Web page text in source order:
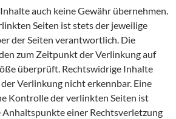
auch keine Gewähr übernehmen.
Seiten ist stets der jeweilige
der Seiten verantwortlich. Die
zum Zeitpunkt der Verlinkung auf
überprüft. Rechtswidrige Inhalte
Verlinkung nicht erkennbar. Eine
Kontrolle der verlinkten Seiten ist
einer Rechtsverletzung